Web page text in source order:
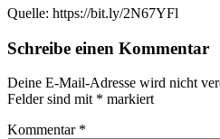
Quelle: https://bit.ly/2N67YFl
Schreibe einen Kommentar
Deine E-Mail-Adresse wird nicht
Felder sind mit * markiert
Kommentar *